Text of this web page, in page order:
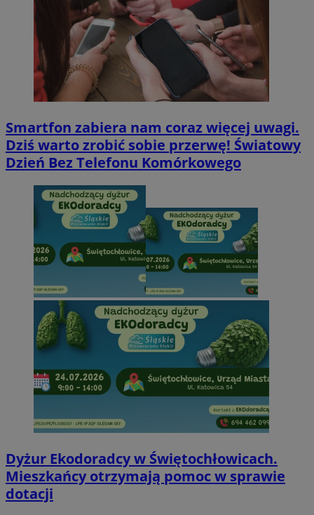
Smartfon zabiera nam coraz więcej uwagi.
Dziś warto zrobić sobie przerwę! Światowy
Dzień Bez Telefonu Komórkowego
Dyżur Ekodoradcy w Świętochłowicach.
Mieszkańcy otrzymają pomoc w sprawie
dotacji